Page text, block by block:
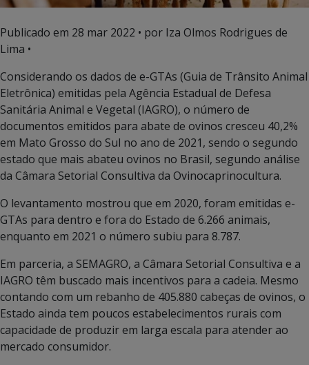
Publicado em 28 mar 2022 • por Iza Olmos Rodrigues de
Lima •
Considerando os dados de e-GTAs (Guia de Trânsito Animal
Eletrônica) emitidas pela Agência Estadual de Defesa
Sanitária Animal e Vegetal (IAGRO), o número de
documentos emitidos para abate de ovinos cresceu 40,2%
em Mato Grosso do Sul no ano de 2021, sendo o segundo
estado que mais abateu ovinos no Brasil, segundo análise
da Câmara Setorial Consultiva da Ovinocaprinocultura.
O levantamento mostrou que em 2020, foram emitidas e-
GTAs para dentro e fora do Estado de 6.266 animais,
enquanto em 2021 o número subiu para 8.787.
Em parceria, a SEMAGRO, a Câmara Setorial Consultiva e a
IAGRO têm buscado mais incentivos para a cadeia. Mesmo
contando com um rebanho de 405.880 cabeças de ovinos, o
Estado ainda tem poucos estabelecimentos rurais com
capacidade de produzir em larga escala para atender ao
mercado consumidor.